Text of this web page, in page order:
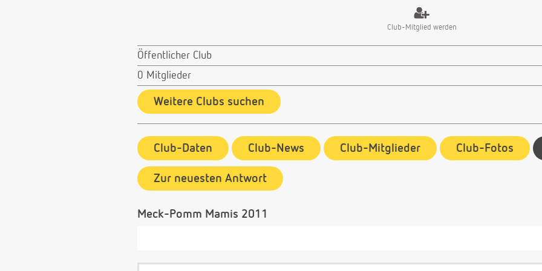
Club-Mitglied werden
Öffentlicher Club
0 Mitglieder
Weitere Clubs suchen
Club-Daten Club-News Club-Mitglieder Club-Fotos
Zur neuesten Antwort
Meck-Pomm Mamis 2011